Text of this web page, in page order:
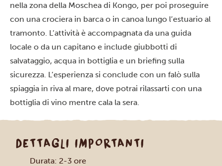
nella zona della Moschea di Kongo, per poi proseguire
con una crociera in barca o in canoa lungo l’estuario al
tramonto. L’attività è accompagnata da una guida
locale o da un capitano e include giubbotti di
salvataggio, acqua in bottiglia e un briefing sulla
sicurezza. L’esperienza si conclude con un falò sulla
spiaggia in riva al mare, dove potrai rilassarti con una
bottiglia di vino mentre cala la sera.
DETTAGLI IMPORTANTI
Durata: 2-3 ore